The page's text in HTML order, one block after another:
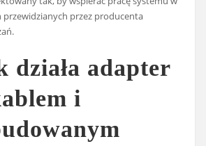
przewidzianych przez producenta
działa adapter
i